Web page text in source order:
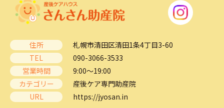
住所
札幌市清田区清田1条4丁目3-60
TEL
090-3066-3533
営業時間
9:00～19:00
カテゴリー
産後ケア専門助産院
URL
https://jyosan.in